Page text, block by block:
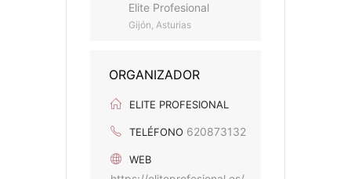
Elite Profesional
Gijón, Asturias
ORGANIZADOR
ELITE PROFESIONAL
TELÉFONO 620873132
WEB